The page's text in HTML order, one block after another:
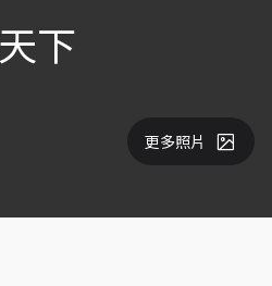
下
更多照片